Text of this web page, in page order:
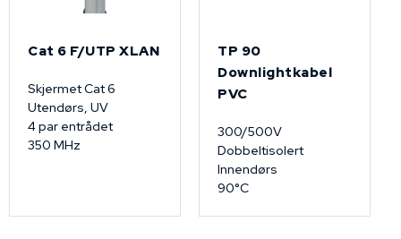
Cat 6 F/UTP XLAN
Skjermet Cat 6
Utendørs, UV
4 par entrådet
350 MHz
TP 90
Downlightkabel
PVC
300/500V
Dobbeltisolert
Innendørs
90°C